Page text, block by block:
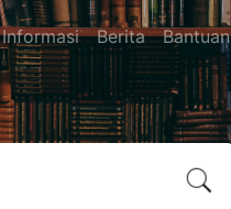
Informasi Berita Bantuan